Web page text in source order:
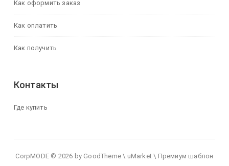
Как оформить заказ
Как оплатить
Как получить
Контакты
Где купить
CorpMODE © 2026 by GoodTheme \ uMarket \ Премиум шаблон